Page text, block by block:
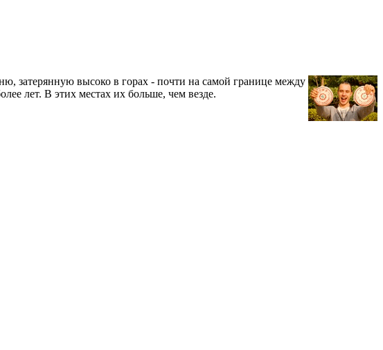
затерянную высоко в горах - почти на самой границе между
лет. В этих местах их больше, чем везде.